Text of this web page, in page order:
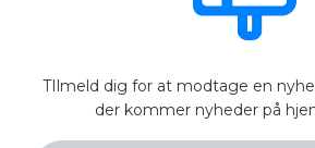
TIlmeld dig for at modtage en
der kommer nyheder på